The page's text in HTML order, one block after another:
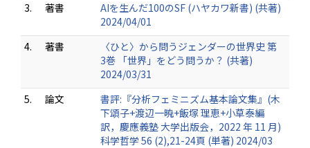
3. 著書
AIを生んだ100のSF (ハヤカワ新書) (共著)
2024/04/01
4.
著書
〈ひと〉から問うジェンダーの世界史 第
3巻 「世界」をどう問うか？ (共著)
2024/03/31
5.
論文
書評:『分析フェミニズム基本論文集』(木
下頌子+渡辺一暁+飯塚 理恵+小草泰編
訳，慶應義塾 大学出版会，2022 年 11 月)
科学哲学 56 (2),21-24頁 (単著) 2024/03